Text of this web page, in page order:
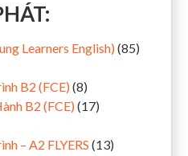
Learners English) (85)
B2 (FCE) (8)
B2 (FCE) (17)
– A2 FLYERS (13)